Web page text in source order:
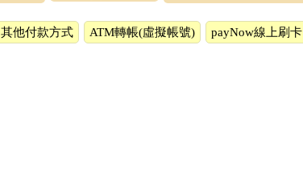
其他付款方式 ATM轉帳(虛擬帳號) payNow線上刷卡